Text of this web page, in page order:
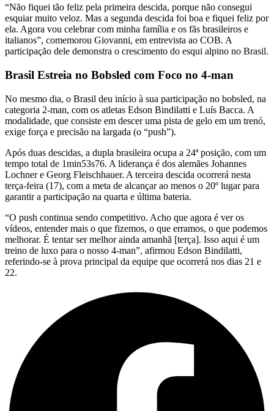
“Não fiquei tão feliz pela primeira descida, porque não consegui
esquiar muito veloz. Mas a segunda descida foi boa e fiquei feliz por
ela. Agora vou celebrar com minha família e os fãs brasileiros e
italianos”, comemorou Giovanni, em entrevista ao COB. A
participação dele demonstra o crescimento do esqui alpino no Brasil.
Brasil Estreia no Bobsled com Foco no 4-man
No mesmo dia, o Brasil deu início à sua participação no bobsled, na
categoria 2-man, com os atletas Edson Bindilatti e Luís Bacca. A
modalidade, que consiste em descer uma pista de gelo em um trenó,
exige força e precisão na largada (o “push”).
Após duas descidas, a dupla brasileira ocupa a 24ª posição, com um
tempo total de 1min53s76. A liderança é dos alemães Johannes
Lochner e Georg Fleischhauer. A terceira descida ocorrerá nesta
terça-feira (17), com a meta de alcançar ao menos o 20º lugar para
garantir a participação na quarta e última bateria.
“O push continua sendo competitivo. Acho que agora é ver os
vídeos, entender mais o que fizemos, o que erramos, o que podemos
melhorar. É tentar ser melhor ainda amanhã [terça]. Isso aqui é um
treino de luxo para o nosso 4-man”, afirmou Edson Bindilatti,
referindo-se à prova principal da equipe que ocorrerá nos dias 21 e
22.